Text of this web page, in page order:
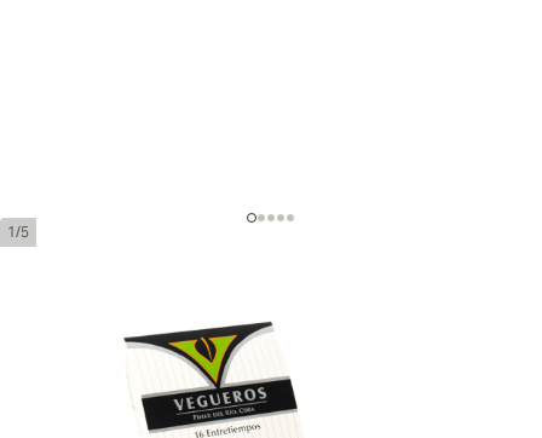
1/5
Vegueros Entretiempos
Bague de jauge:52
110 mm / 4.33 pouces